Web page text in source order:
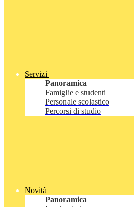
Servizi
Panoramica
Famiglie e studenti
Personale scolastico
Percorsi di studio
Novità
Panoramica